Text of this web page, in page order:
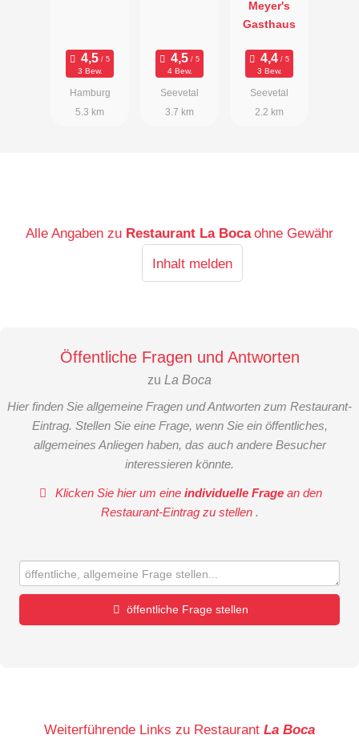
3 Bew.
Hamburg
5.3 km
4 Bew.
Seevetal
3.7 km
Meyer's
Gasthaus
3 Bew.
Seevetal
2.2 km
Alle Angaben zu Restaurant La Boca ohne Gewähr
Inhalt melden
Öffentliche Fragen und Antworten
zu La Boca
Hier finden Sie allgemeine Fragen und Antworten zum Restaurant-
Eintrag. Stellen Sie eine Frage, wenn Sie ein öffentliches,
allgemeines Anliegen haben, das auch andere Besucher
interessieren könnte.
Klicken Sie hier um eineindividuelle Frage an den
Restaurant-Eintrag zu stellen .
öffentliche Frage stellen
Weiterführende Links zu Restaurant La Boca